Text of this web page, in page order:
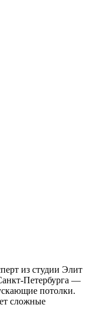
из студии Элит
Петербурга —
потолки.
сложные